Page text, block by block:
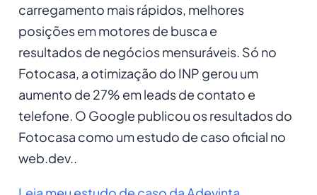
carregamento mais rápidos, melhores
posições em motores de busca e
resultados de negócios mensuráveis. Só no
Fotocasa, a otimização do INP gerou um
aumento de 27% em leads de contato e
telefone. O Google publicou os resultados do
Fotocasa como um estudo de caso oficial no
web.dev..